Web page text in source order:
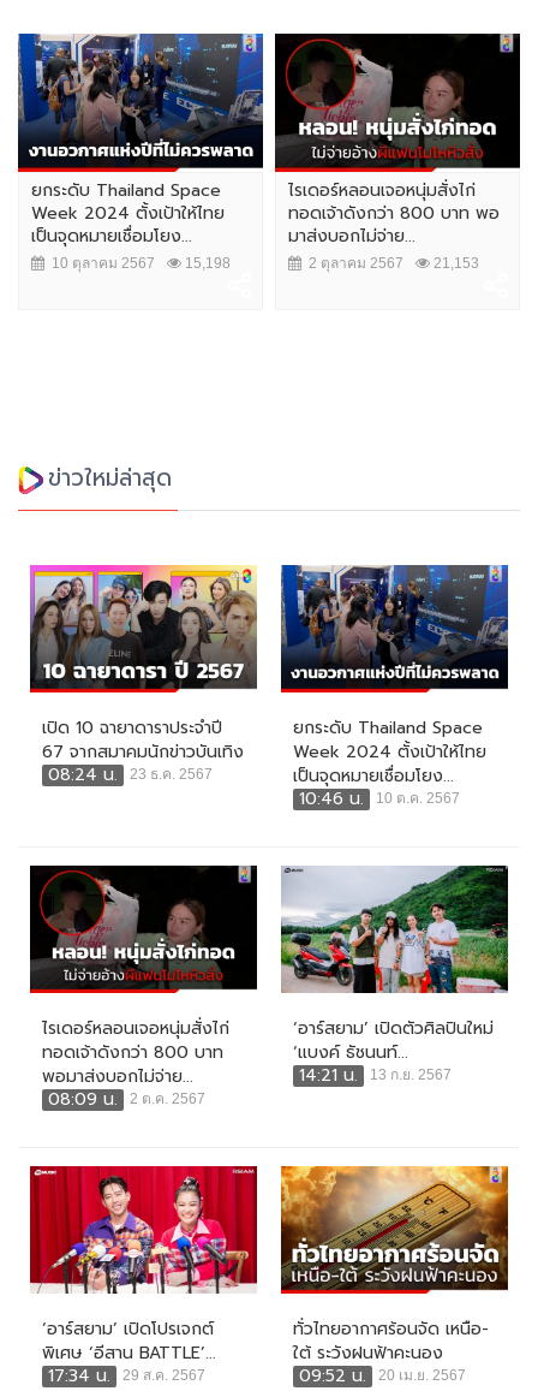
ยกระดับ Thailand Space
Week 2024 ตั้งเป้าให้ไทย
เป็นจุดหมายเชื่อมโยง...
10 ตุลาคม 2567 15,198
ไรเดอร์หลอนเจอหนุ่มสั่งไก่
ทอดเจ้าดังกว่า 800 บาท พอ
มาส่งบอกไม่จ่าย...
2 ตุลาคม 2567 21,153
ข่าวใหม่ล่าสุด
เปิด 10 ฉายาดาราประจำปี
67 จากสมาคมนักข่าวบันเทิง
08:24 น.
23 ธ.ค. 2567
ยกระดับ Thailand Space
Week 2024 ตั้งเป้าให้ไทย
เป็นจุดหมายเชื่อมโยง...
10:46 น.
10 ต.ค. 2567
ไรเดอร์หลอนเจอหนุ่มสั่งไก่
ทอดเจ้าดังกว่า 800 บาท
พอมาส่งบอกไม่จ่าย...
08:09 น.
2 ต.ค. 2567
‘อาร์สยาม’ เปิดตัวศิลปินใหม่
‘แบงค์ ธัชนนท์...
14:21 น.
13 ก.ย. 2567
‘อาร์สยาม’ เปิดโปรเจกต์
พิเศษ ‘อีสาน BATTLE’...
17:34 น.
29 ส.ค. 2567
ทั่วไทยอากาศร้อนจัด เหนือ-
ใต้ ระวังฝนฟ้าคะนอง
09:52 น.
20 เม.ย. 2567